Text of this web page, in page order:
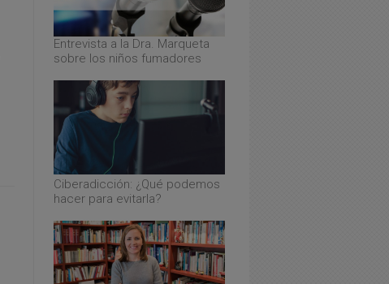
Entrevista a la Dra. Marqueta
sobre los niños fumadores
Ciberadicción: ¿Qué podemos
hacer para evitarla?